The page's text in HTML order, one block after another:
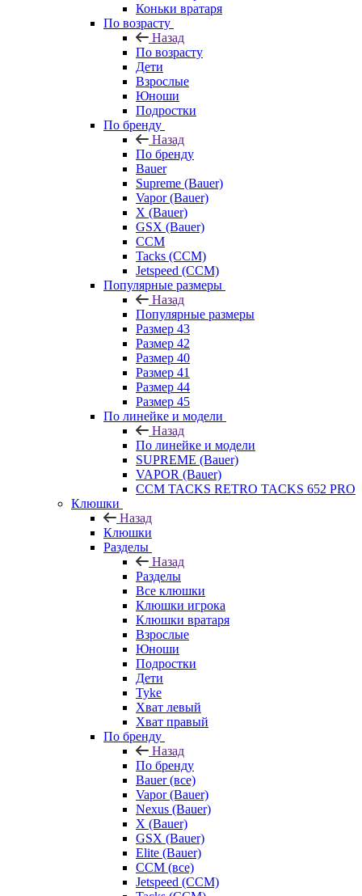
Коньки вратаря
По возрасту
Назад
По возрасту
Дети
Взрослые
Юноши
Подростки
По бренду
Назад
По бренду
Bauer
Supreme (Bauer)
Vapor (Bauer)
X (Bauer)
GSX (Bauer)
CCM
Tacks (CCM)
Jetspeed (CCM)
Популярные размеры
Назад
Популярные размеры
Размер 43
Размер 42
Размер 40
Размер 41
Размер 44
Размер 45
По линейке и модели
Назад
По линейке и модели
SUPREME (Bauer)
VAPOR (Bauer)
CCM TACKS RETRO TACKS 652 PRO
Клюшки
Назад
Клюшки
Разделы
Назад
Разделы
Все клюшки
Клюшки игрока
Клюшки вратаря
Взрослые
Юноши
Подростки
Дети
Tyke
Хват левый
Хват правый
По бренду
Назад
По бренду
Bauer (все)
Vapor (Bauer)
Nexus (Bauer)
X (Bauer)
GSX (Bauer)
Elite (Bauer)
CCM (все)
Jetspeed (CCM)